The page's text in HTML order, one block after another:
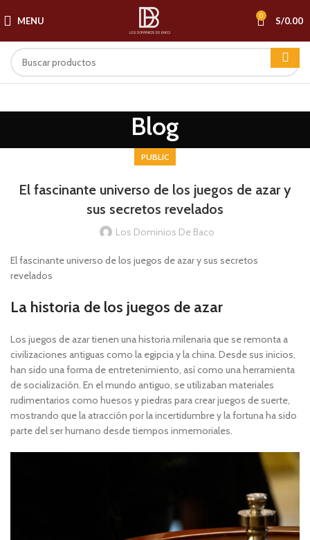
MENU 0 S/0.00
Blog
PUBLIC
El fascinante universo de los juegos de azar y
sus secretos revelados
Los Dominios De Baco
El fascinante universo de los juegos de azar y sus secretos
revelados
La historia de los juegos de azar
Los juegos de azar tienen una historia milenaria que se remonta a
civilizaciones antiguas como la egipcia y la china. Desde sus inicios,
han sido una forma de entretenimiento, así como una herramienta
de socialización. En el mundo antiguo, se utilizaban materiales
rudimentarios como huesos y piedras para crear juegos de suerte,
mostrando que la atracción por la incertidumbre y la fortuna ha sido
parte del ser humano desde tiempos inmemoriales.